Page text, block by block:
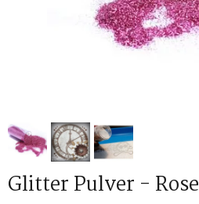
Glitter Pulver - Rose